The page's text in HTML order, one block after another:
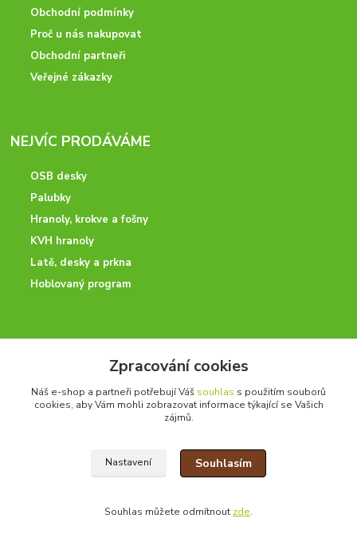
Obchodní podmínky
Proč u nás nakupovat
Obchodní partneři
Veřejné zákazky
NEJVÍC PRODÁVÁME
OSB desky
Palubky
Hranoly, krokve a fošny
KVH hranoly
Latě, desky a prkna
Hoblovaný program
Potřebujete poradit? Neváhejte nás kontaktovat.
+420 728 600 625
po - pá 7:00 - 15:00
Zpracování cookies
Náš e-shop a partneři potřebují Váš souhlas s použitím souborů
cookies, aby Vám mohli zobrazovat informace týkající se Vašich
zájmů.
Nastavení Souhlasím
Souhlas můžete odmítnout zde.